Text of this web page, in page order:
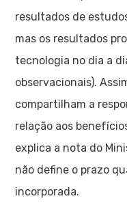
resultados de
mas os resultados
tecnologia no dia a
observacionais).
compartilham a
relação aos
explica a nota do
não define o prazo
incorporada.